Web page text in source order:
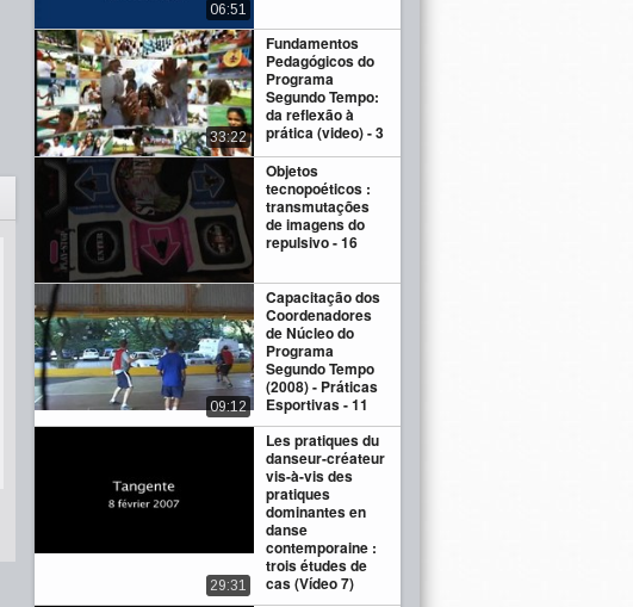
06:51
Fundamentos
Pedagógicos do
Programa
Segundo Tempo:
da reflexão à
prática (video) - 3
33:22
Objetos
tecnopoéticos :
transmutações
de imagens do
repulsivo - 16
Capacitação dos
Coordenadores
de Núcleo do
Programa
Segundo Tempo
(2008) - Práticas
Esportivas - 11
09:12
Les pratiques du
danseur-créateur
vis-à-vis des
pratiques
dominantes en
danse
contemporaine :
trois études de
cas (Vídeo 7)
29:31